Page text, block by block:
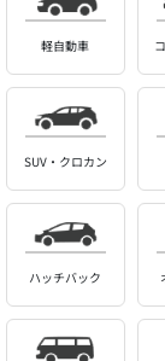
軽自動車
SUV・クロカン
ハッチバック